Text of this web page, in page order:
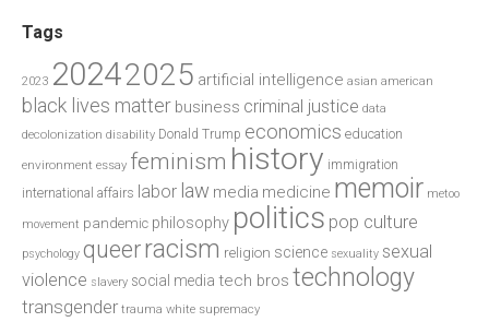
Tags
2023 20242025 artificial intelligence asian american
black lives matter business criminal justice data
decolonization disability Donald Trump economics education
environment essay feminism history immigration
international affairs labor law media medicine memoir metoo
movement pandemic philosophy politics pop culture
psychology queerracism religion science sexuality sexual
violence slavery social media tech bros technology
transgender trauma white supremacy